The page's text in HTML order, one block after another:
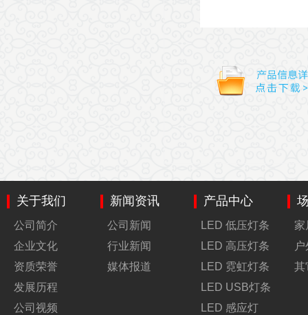
关于我们
公司简介
企业文化
资质荣誉
发展历程
公司视频
新闻资讯
公司新闻
行业新闻
媒体报道
产品中心
LED 低压灯条
LED 高压灯条
LED 霓虹灯条
LED USB灯条
LED 感应灯
家
其